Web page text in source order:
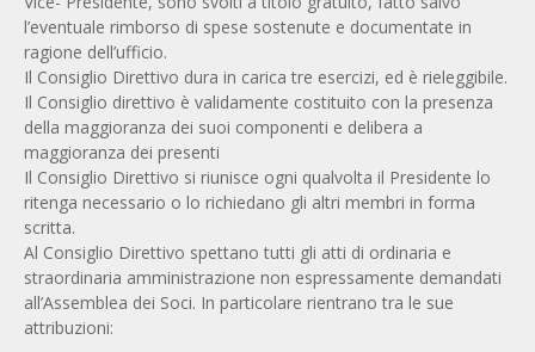
l’eventuale rimborso di spese sostenute e documentate in
ragione dell’ufficio.
Il Consiglio Direttivo dura in carica tre esercizi, ed è rieleggibile.
Il Consiglio direttivo è validamente costituito con la presenza
della maggioranza dei suoi componenti e delibera a
maggioranza dei presenti
Il Consiglio Direttivo si riunisce ogni qualvolta il Presidente lo
ritenga necessario o lo richiedano gli altri membri in forma
scritta.
Al Consiglio Direttivo spettano tutti gli atti di ordinaria e
straordinaria amministrazione non espressamente demandati
all’Assemblea dei Soci. In particolare rientrano tra le sue
attribuzioni: